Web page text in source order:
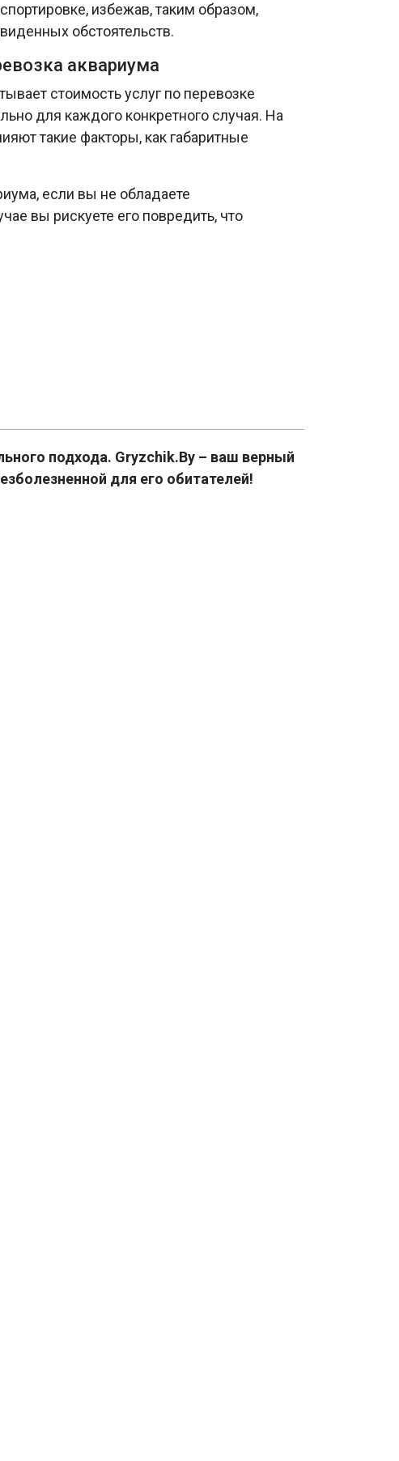
избежав, таким образом,
обстоятельств.
аквариума
стоимость услуг по перевозке
для каждого конкретного случая. На
такие факторы, как габаритные
если вы не обладаете
вы рискуете его повредить, что
подхода. Gryzchik.By – ваш верный
для его обитателей!